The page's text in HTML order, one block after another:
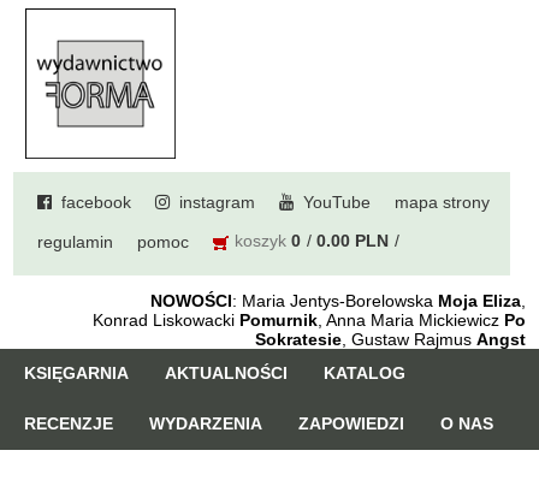
facebook instagram YouTube mapa strony
regulamin pomoc koszyk 0 0.00 PLN
NOWOŚCI: Maria Jentys-Borelowska Moja Eliza,
Konrad Liskowacki Pomurnik, Anna Maria Mickiewicz Po
Sokratesie, Gustaw Rajmus Angst
KSIĘGARNIA
AKTUALNOŚCI KATALOG
RECENZJE WYDARZENIA ZAPOWIEDZI O NAS